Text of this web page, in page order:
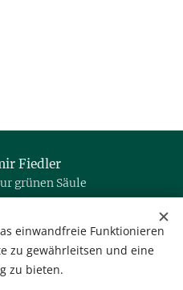
Fiedler
grünen Säule
20
1 523 35 80
35 666 76
einwandfreie Funktionieren
zu gewährleitsen und eine
zu bieten.